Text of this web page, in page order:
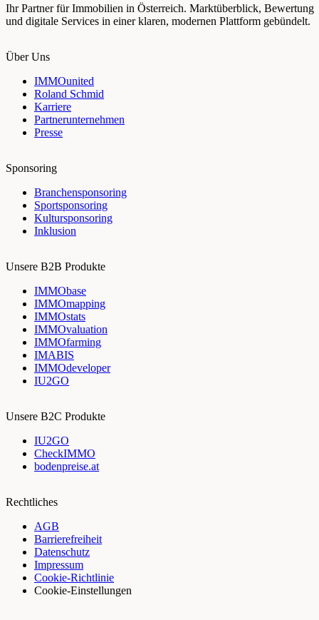
Ihr Partner für Immobilien in Österreich. Marktüberblick, Bewertung
und digitale Services in einer klaren, modernen Plattform gebündelt.
Über Uns
IMMOunited
Roland Schmid
Karriere
Partnerunternehmen
Presse
Sponsoring
Branchensponsoring
Sportsponsoring
Kultursponsoring
Inklusion
Unsere B2B Produkte
IMMObase
IMMOmapping
IMMOstats
IMMOvaluation
IMMOfarming
IMABIS
IMMOdeveloper
IU2GO
Unsere B2C Produkte
IU2GO
CheckIMMO
bodenpreise.at
Rechtliches
AGB
Barrierefreiheit
Datenschutz
Impressum
Cookie-Richtlinie
Cookie-Einstellungen